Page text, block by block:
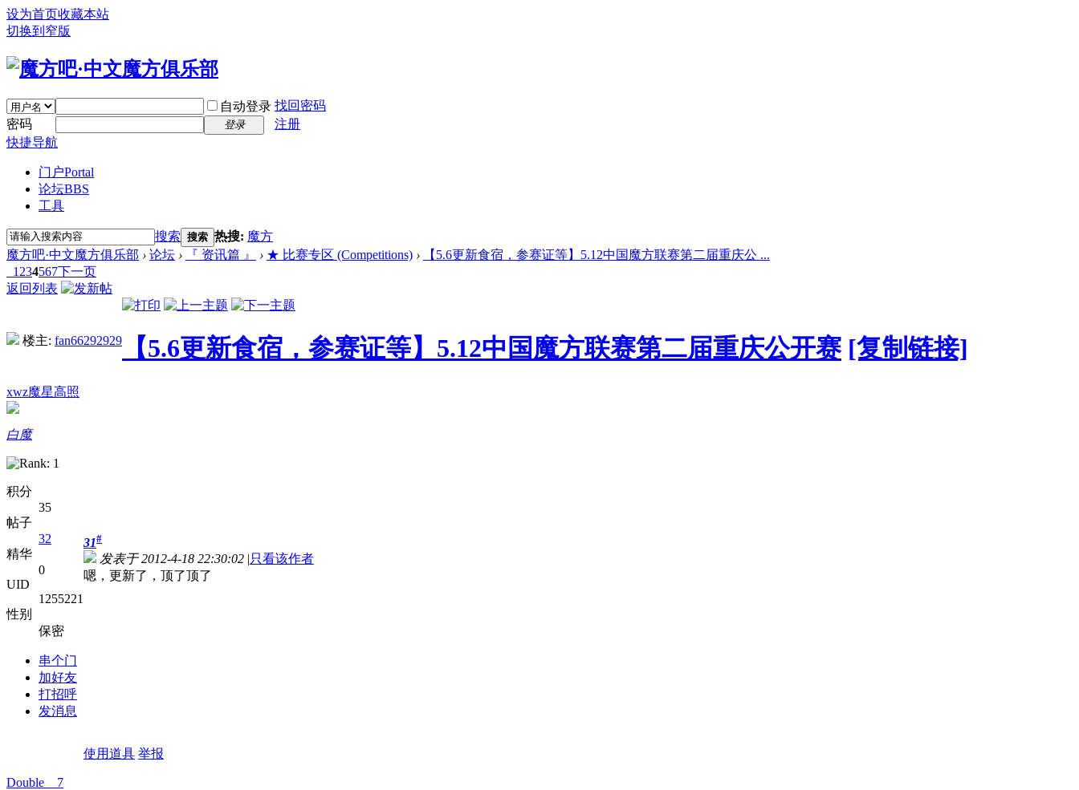
设为首页收藏本站
切换到窄版
自动登录 找回密码
密码
登录
注册
快捷导航
门户Portal
论坛BBS
工具
搜索 搜索 热搜: 魔方
魔方吧·中文魔方俱乐部 › 论坛 › 『 资讯篇 』 › ★ 比赛专区 (Competitions) ›
【5.6更新食宿，参赛证等】5.12中国魔方联赛第二届重庆公 ...
1 234567下一页
返回列表
楼主: fan66292929 【5.6更新食宿，参赛证等】5.12中国魔方联赛第二届重庆公开赛 [复制链接]
xwz魔星高照
白魔
积分
35
帖子
32
精华
0
UID
1255221
性别
保密
串个门
加好友
打招呼
发消息
31#
发表于 2012-4-18 22:30:02 |只看该作者
嗯，更新了，顶了顶了
使用道具 举报
Double__7